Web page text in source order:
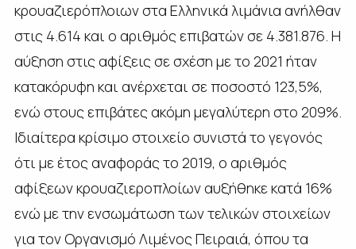
κρουαζιερόπλοιων στα Ελληνικά λιμάνια ανήλθαν
στις 4.614 και ο αριθμός επιβατών σε 4.381.876. Η
αύξηση στις αφίξεις σε σχέση με το 2021 ήταν
κατακόρυφη και ανέρχεται σε ποσοστό 123,5%,
ενώ στους επιβάτες ακόμη μεγαλύτερη στο 209%.
Ιδιαίτερα κρίσιμο στοιχείο συνιστά το γεγονός
ότι με έτος αναφοράς το 2019, ο αριθμός
αφίξεων κρουαζιεροπλοίων αυξήθηκε κατά 16%
ενώ με την ενσωμάτωση των τελικών στοιχείων
για τον Οργανισμό Λιμένος Πειραιά, όπου τα